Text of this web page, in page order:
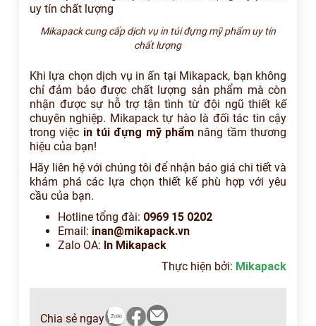
Mikapack cung cấp dịch vụ in túi đựng mỹ phẩm uy tín
chất lượng
Khi lựa chọn dịch vụ in ấn tại Mikapack, bạn không
chỉ đảm bảo được chất lượng sản phẩm mà còn
nhận được sự hỗ trợ tận tình từ đội ngũ thiết kế
chuyên nghiệp. Mikapack tự hào là đối tác tin cậy
trong việc in túi đựng mỹ phẩm nâng tầm thương
hiệu của bạn!
Hãy liên hệ với chúng tôi để nhận báo giá chi tiết và
khám phá các lựa chọn thiết kế phù hợp với yêu
cầu của bạn.
Hotline tổng đài: 0969 15 0202
Email: inan@mikapack.vn
Zalo OA: In Mikapack
Thực hiện bởi: Mikapack
Chia sẻ ngay